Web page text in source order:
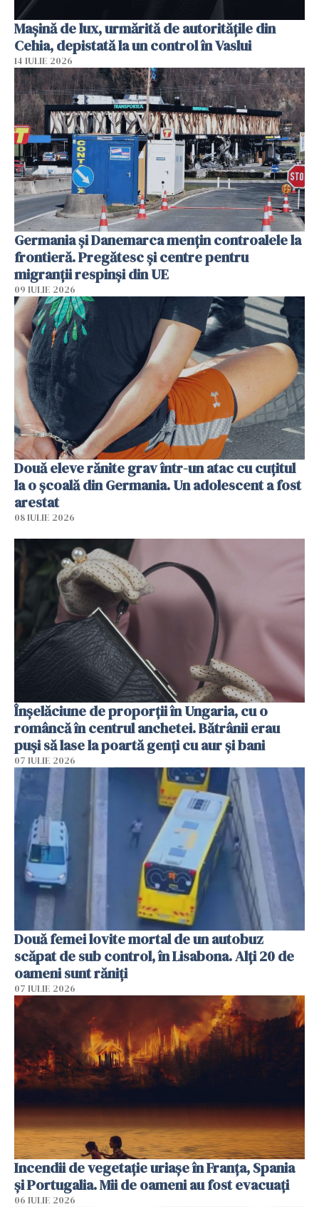
Mașină de lux, urmărită de autoritățile din
Cehia, depistată la un control în Vaslui
14 IULIE 2026
Germania și Danemarca mențin controalele la
frontieră. Pregătesc și centre pentru
migranții respinși din UE
09 IULIE 2026
Două eleve rănite grav într-un atac cu cuțitul
la o școală din Germania. Un adolescent a fost
arestat
08 IULIE 2026
Înșelăciune de proporții în Ungaria, cu o
româncă în centrul anchetei. Bătrânii erau
puși să lase la poartă genți cu aur și bani
07 IULIE 2026
Două femei lovite mortal de un autobuz
scăpat de sub control, în Lisabona. Alți 20 de
oameni sunt răniți
07 IULIE 2026
Incendii de vegetație uriașe în Franța, Spania
și Portugalia. Mii de oameni au fost evacuați
06 IULIE 2026